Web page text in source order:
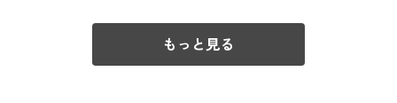
もっと見る